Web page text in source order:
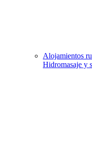
Alojamientos
Hidromasaje y